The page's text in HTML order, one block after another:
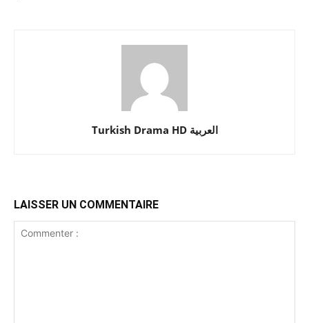
Turkish Drama HD العربية
LAISSER UN COMMENTAIRE